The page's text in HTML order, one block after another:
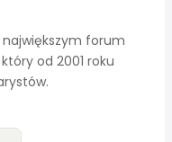
forum
od 2001 roku